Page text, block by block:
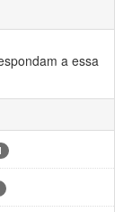
a essa